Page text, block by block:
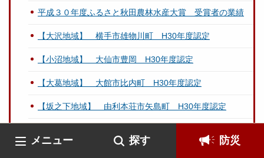
メニュー 探す 防災
平成３０年度ふるさと秋田農林水産大賞 受賞者の業績
【大沢地域】 横手市雄物川町 H30年度認定
【小沼地域】 大仙市豊岡 H30年度認定
【大葛地域】 大館市比内町 H30年度認定
【坂之下地域】 由利本荘市矢島町 H30年度認定